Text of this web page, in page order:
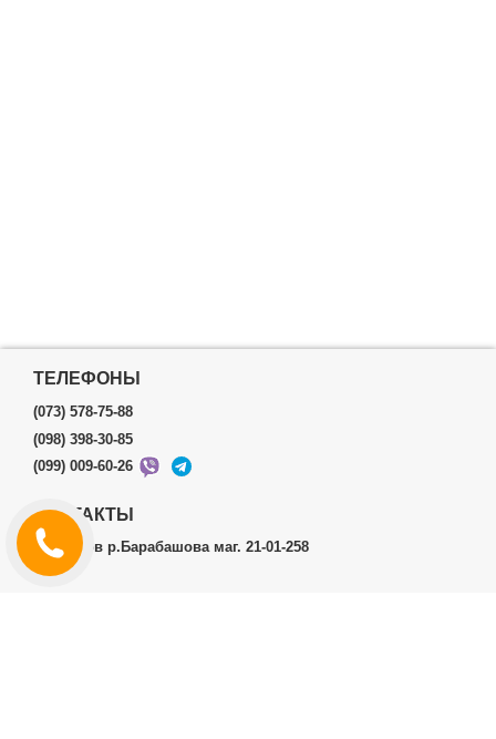
ТЕЛЕФОНЫ
(073) 578-75-88
(098) 398-30-85
(099) 009-60-26
КОНТАКТЫ
г.Харьков р.Барабашова маг. 21-01-258